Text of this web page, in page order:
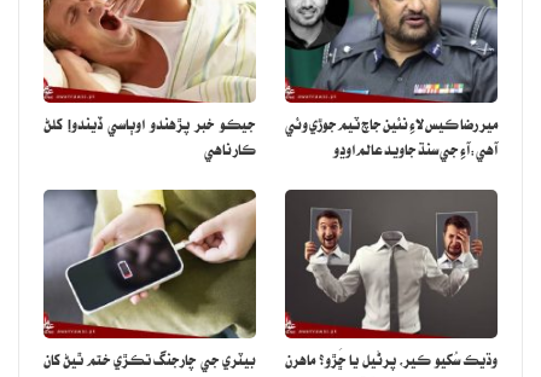
مير رضا ڪيس لاءِ نئين جاچ ٽيم جوڙي وئي
آهي:آءِ جي سنڌ جاويد عالم اوڍو
جيڪو خبر پڙهندو اوٻاسي ڏيندو! کلڻ
ڪار ناهي
وڌيڪ سُکيو ڪير، پرڻيل يا ڇَڙو؟ ماهرن
بيٽري جي چارجنگ تڪڙي ختم ٿيڻ کان